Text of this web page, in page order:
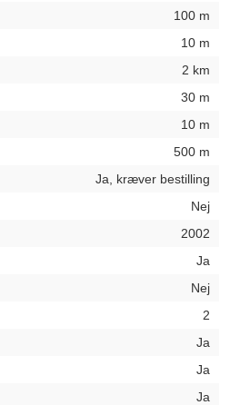
100 m
10 m
2 km
30 m
10 m
500 m
Ja, kræver bestilling
Nej
2002
Ja
Nej
2
Ja
Ja
Ja